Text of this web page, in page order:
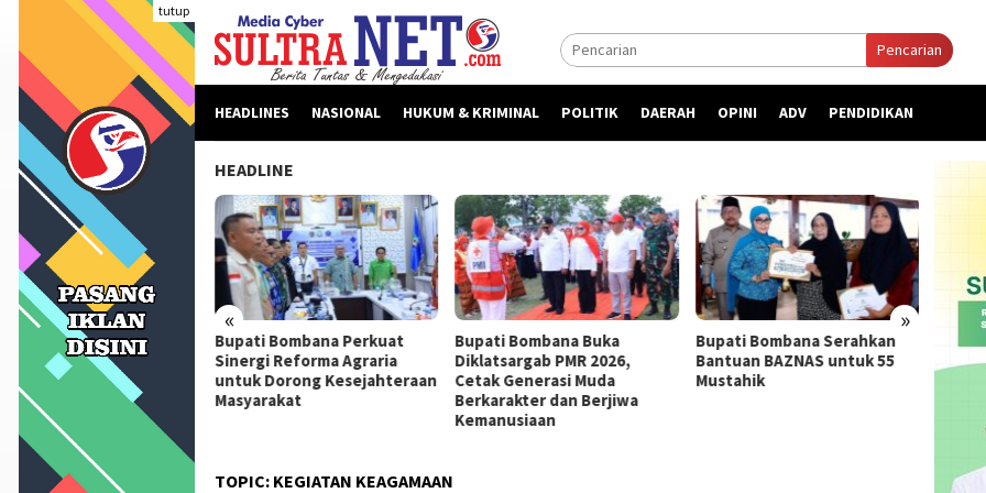
konten
tutup
Pencarian
HEADLINES NASIONAL HUKUM & KRIMINAL POLITIK DAERAH OPINI ADV PENDIDIKAN
HEADLINE
« »
Dinilai Fitnah,
Bombana Tempuh
Dewan Pers Sebelum
Hukum
Bupati Bombana Perkuat
Sinergi Reforma Agraria
untuk Dorong Kesejahteraan
Masyarakat
Bupati Bombana Buka
Diklatsargab PMR 2026,
Cetak Generasi Muda
Berkarakter dan Berjiwa
Kemanusiaan
Bupati Bombana Serahkan
Bantuan BAZNAS untuk 55
Mustahik
TOPIC: KEGIATAN KEAGAMAAN